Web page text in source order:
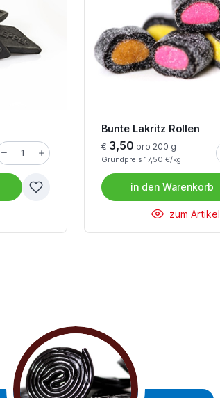
Bunte Lakritz Rollen
€ 3,50 pro 200 g
Grundpreis 17,50 €/kg
in den Warenkorb
zum Artikel